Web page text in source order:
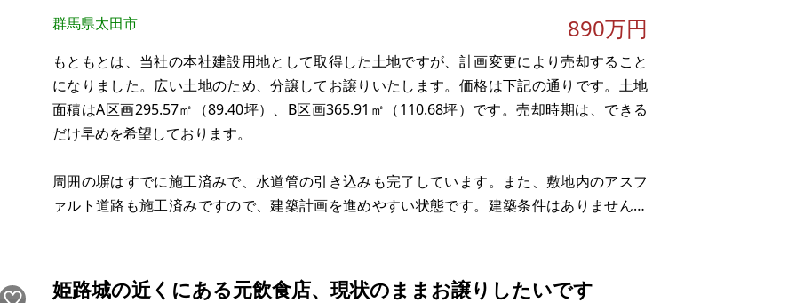
群馬県太田市 890万円
もともとは、当社の本社建設用地として取得した土地ですが、計画変更により売却すること
になりました。広い土地のため、分譲してお譲りいたします。価格は下記の通りです。土地
面積はA区画295.57㎡（89.40坪）、B区画365.91㎡（110.68坪）です。売却時期は、できる
だけ早めを希望しております。
周囲の塀はすでに施工済みで、水道管の引き込みも完了しています。また、敷地内のアスフ
ァルト道路も施工済みですので、建築計画を進めやすい状態です。建築条件はありませんの
小学校まで徒歩約30秒という立地のため、子育て世帯にもおすすめです。通学の
姫路城の近くにある元飲食店、現状のままお譲りしたいです